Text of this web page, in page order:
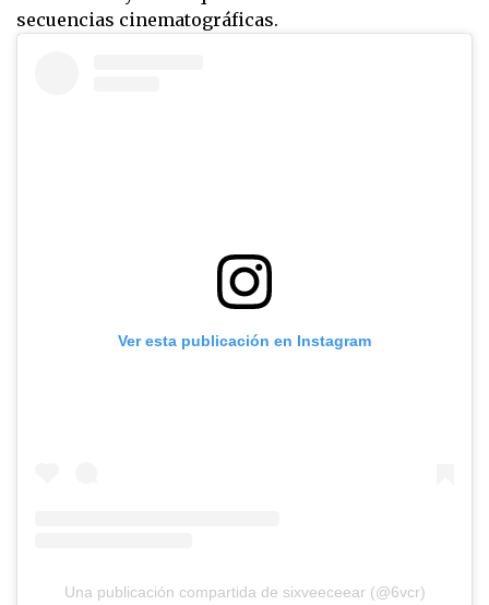
secuencias cinematográficas.
Ver esta publicación en Instagram
Una publicación compartida de sixveeceear (@6vcr)